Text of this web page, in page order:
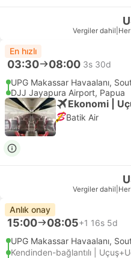
Vergiler dahil
En hızlı
03:30 08:00 3s 30d
UPG Makassar Havaalanı,
DJJ Jayapura Airport, Papua
Ekonomi |
Batik Air
Vergiler dahil
Anlık onay
15:00 08:05+1 16s 5d
UPG Makassar Havaalanı,
Kendinden-bağlantılı |